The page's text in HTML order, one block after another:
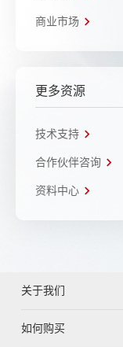
商业市场
更多资源
技术支持
合作伙伴咨询
资料中心
关于我们
如何购买